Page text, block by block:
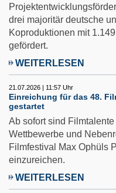
drei majoritär deutsche
Koproduktionen mit
gefördert.
WEITERLESEN
21.07.2026 | 11:57 Uhr
Einreichung für das 48.
gestartet
Ab sofort sind
Wettbewerbe und
Filmfestival Max Ophüls
einzureichen.
WEITERLESEN